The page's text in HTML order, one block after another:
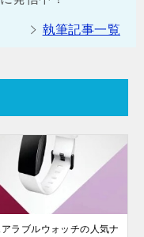
執筆記事一覧
アラブルウォッチの人気ナ